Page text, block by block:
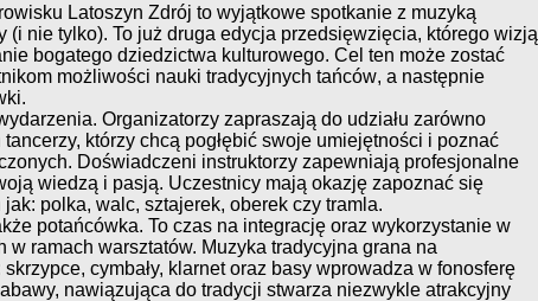
Latoszyn Zdrój to wyjątkowe spotkanie z muzyką
(i nie tylko). To już druga edycja przedsięwzięcia, którego wizją
bogatego dziedzictwa kulturowego. Cel ten może zostać
możliwości nauki tradycyjnych tańców, a następnie
.
Organizatorzy zapraszają do udziału zarówno
którzy chcą pogłębić swoje umiejętności i poznać
. Doświadczeni instruktorzy zapewniają profesjonalne
wiedzą i pasją. Uczestnicy mają okazję zapoznać się
polka, walc, sztajerek, oberek czy tramla.
potańcówka. To czas na integrację oraz wykorzystanie w
w ramach warsztatów. Muzyka tradycyjna grana na
skrzypce, cymbały, klarnet oraz basy wprowadza w fonosferę
nawiązująca do tradycji stwarza niezwykle atrakcyjny